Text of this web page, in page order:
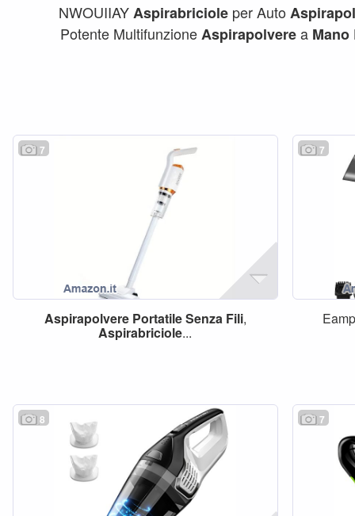
NWOUIIAYAspirabricioleper Auto
Potente MultifunzioneAspirapolverea Mano
7
Aspirapolvere PortatileSenza Fili,
Aspirabriciole...
7
8 7